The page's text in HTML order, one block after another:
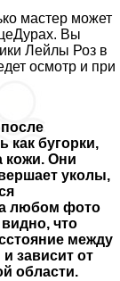
мастер может
Вы
Лейлы Роз в
осмотр и при
как бугорки,
кожи. Они
уколы,
любом фото
что
между
зависит от
области.